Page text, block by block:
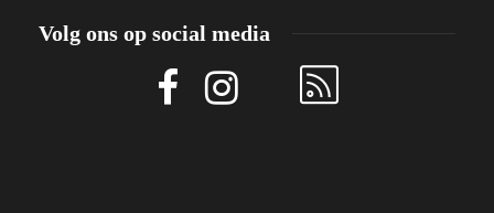
Volg ons op social media